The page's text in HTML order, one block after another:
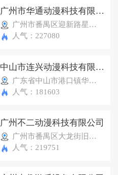
广州市华通动漫科技有限公司
广州市番禺区迎新路星力动漫B8-B12
人气：227080
中山市连兴动漫科技有限公司
广东省中山市港口镇华师路2号
人气：181603
广州不二动漫科技有限公司
广州市番禺区大龙街旧村南路8号
人气：219751